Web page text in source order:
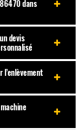
dans
devis